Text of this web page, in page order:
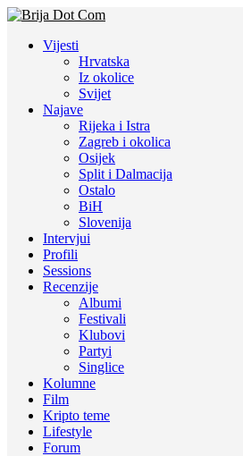
Vijesti
Hrvatska
Iz okolice
Svijet
Najave
Rijeka i Istra
Zagreb i okolica
Osijek
Split i Dalmacija
Ostalo
BiH
Slovenija
Intervjui
Profili
Sessions
Recenzije
Albumi
Festivali
Klubovi
Partyi
Singlice
Kolumne
Film
Kripto teme
Lifestyle
Forum